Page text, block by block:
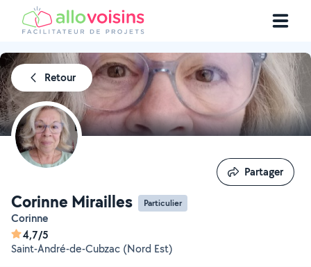
Retour
Corinne Mirailles Particulier
Corinne
4,7/5
Saint-André-de-Cubzac (Nord Est)
Partager
Partager